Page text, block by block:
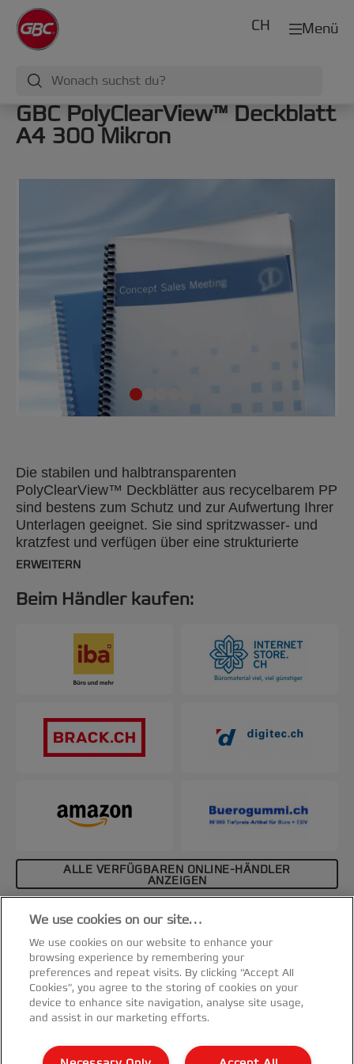
Menü
CH
GBC PolyClearView™ Deckblatt
A4 300 Mikron
Die stabilen und halbtransparenten
PolyClearView™ Deckblätter aus recycelbarem PP
sind bestens zum Schutz und zur Aufwertung Ihrer
Unterlagen geeignet. Sie sind spritzwasser- und
kratzfest und verfügen über eine strukturierte
Oberfläche, die Blendung reduziert. DIN A4, 300
ERWEITERN
Beim Händler kaufen:
ALLE VERFÜGBAREN ONLINE-HÄNDLER
ANZEIGEN
Spezifikationen & Merkmale
Kundenservice
We use cookies on our site…
We use cookies on our website to enhance your
browsing experience by remembering your
preferences and repeat visits. By clicking “Accept All
Cookies”, you agree to the storing of cookies on your
device to enhance site navigation, analyse site usage,
and assist in our marketing efforts.